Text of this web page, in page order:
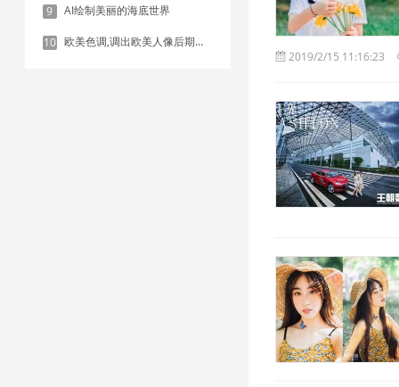
9 AI绘制美丽的海底世界
10 欧美色调,调出欧美人像后期色调实例
2019/2/15 11:16:23